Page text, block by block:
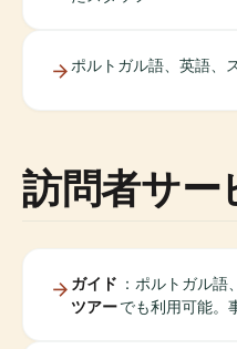
ポルトガル語、英語、
訪問者サー
ガイド
ツアー
：ポルトガル
でも利用可能。